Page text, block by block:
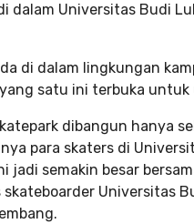
dalam Universitas Budi
di dalam lingkungan
satu ini terbuka untuk
dibangun hanya
para skaters di
jadi semakin besar
skateboarder Universitas